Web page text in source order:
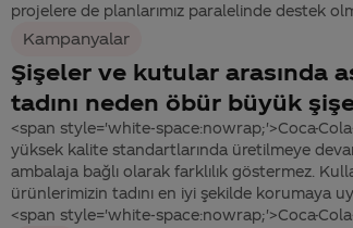
projelere de planlarımız paralelinde destek
Kampanyalar
Şişeler ve kutular arasında
tadını neden öbür büyük
<span style='white-space:nowrap;'>Coca-
yüksek kalite standartlarında üretilmeye
ambalaja bağlı olarak farklılık göstermez.
ürünlerimizin tadını en iyi şekilde korumaya
<span style='white-space:nowrap;'>Coca-